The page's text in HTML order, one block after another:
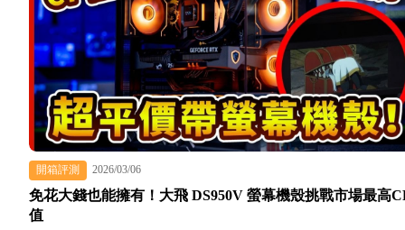
開箱評測 2026/03/06
免花大錢也能擁有！大飛 DS950V 螢幕機殼挑戰市場最高
值